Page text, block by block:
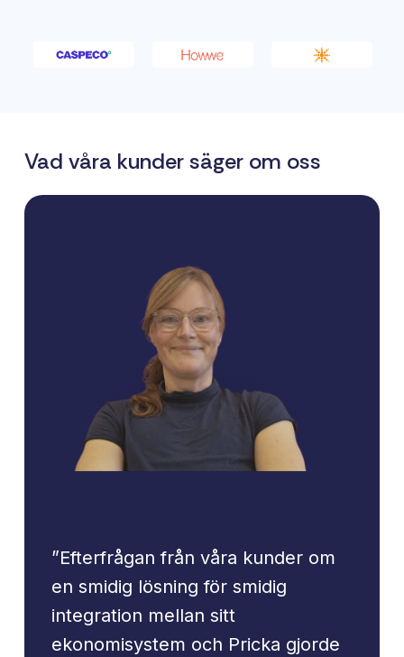
Vad våra kunder säger om oss
”Efterfrågan från våra kunder om
en smidig lösning för smidig
integration mellan sitt
ekonomisystem och Pricka gjorde